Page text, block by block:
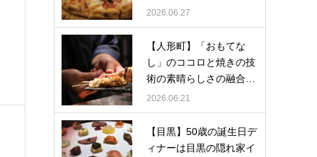
2026.06.27
【人形町】「おもてな
し」のココロと焼きの技
術の素晴らしさの融合…
2026.06.21
【目黒】50歳の誕生日デ
ィナーは目黒の隠れ家イ